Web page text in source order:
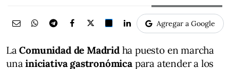
Agregar a Google
LaComunidad de Madridha puesto en marcha
unainiciativa gastronómicapara atender a los